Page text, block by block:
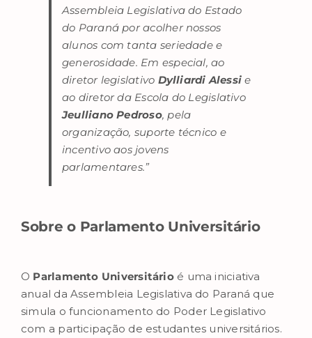
Assembleia Legislativa do Estado
do Paraná por acolher nossos
alunos com tanta seriedade e
generosidade. Em especial, ao
diretor legislativo Dylliardi Alessi e
ao diretor da Escola do Legislativo
Jeulliano Pedroso, pela
organização, suporte técnico e
incentivo aos jovens
parlamentares.”
Sobre o Parlamento Universitário
O Parlamento Universitárioé uma iniciativa
anual da Assembleia Legislativa do Paraná que
simula o funcionamento do Poder Legislativo
com a participação de estudantes universitários.